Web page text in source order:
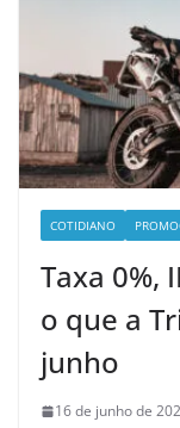
COTIDIANO
Taxa 0%,
o que a
junho
16 de junho de